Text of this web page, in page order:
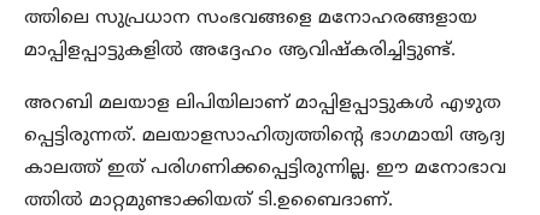
ത്തിലെ സുപ്രധാന സംഭവങ്ങളെ മനോഹരങ്ങളായ
മാപ്പിളപ്പാട്ടുകളില്‍ അദ്ദേഹം ആവിഷ്‌കരിച്ചിട്ടുണ്ട്.
അറബി മലയാള ലിപിയിലാണ് മാപ്പിളപ്പാട്ടുകള്‍ എഴുത
പ്പെട്ടിരുന്നത്. മലയാളസാഹിത്യത്തിന്‍റെ ഭാഗമായി ആദ്യ
കാലത്ത് ഇത് പരിഗണിക്കപ്പെട്ടിരുന്നില്ല. ഈ മനോഭാവ
ത്തില്‍ മാറ്റമുണ്ടാക്കിയത് ടി.ഉബൈദാണ്.